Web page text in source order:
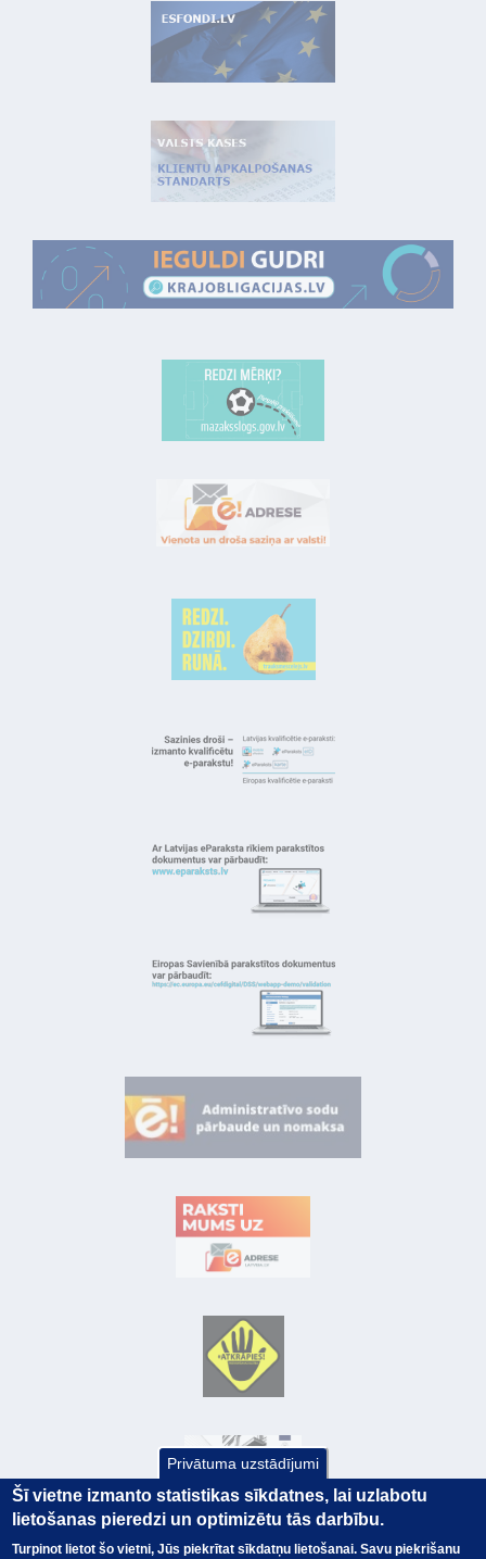
Privātuma uzstādījumi
Šī vietne izmanto statistikas sīkdatnes, lai uzlabotu
lietošanas pieredzi un optimizētu tās darbību.
Turpinot lietot šo vietni, Jūs piekrītat sīkdatņu lietošanai. Savu piekrišanu